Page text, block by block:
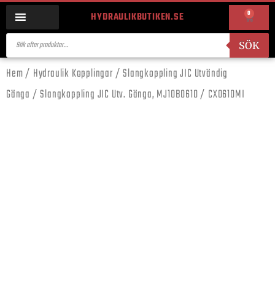
HYDRAULIKBUTIKEN.SE 0
SÖK
Hem/ Hydraulik Kopplingar/Slangkoppling JIC Utvändig
Gänga / Slangkoppling JIC Utv. Gänga, MJ10B0610 / CX0610MI